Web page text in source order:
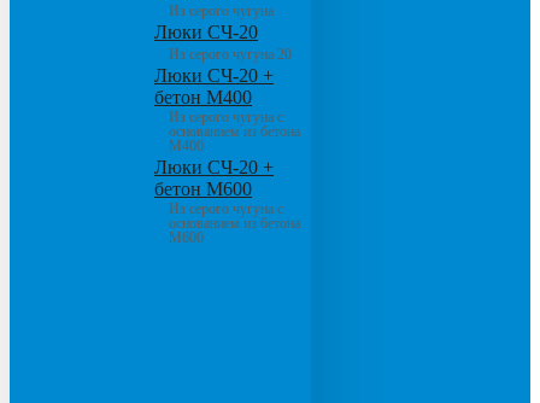
Из серого чугуна
Люки СЧ-20
Из серого чугуна 20
Люки СЧ-20 +
бетон М400
Из серого чугуна с
основанием из бетона
М400
Люки СЧ-20 +
бетон М600
Из серого чугуна с
основанием из бетона
М600